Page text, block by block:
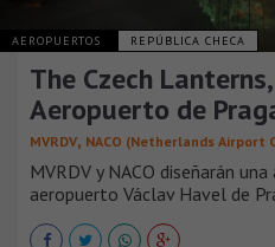
AEROPUERTOS REPÚBLICA CHECA
The Czech
Aeropuerto de
MVRDV, NACO (Netherlands Airport
MVRDV y NACO diseñarán
aeropuerto Václav Havel de